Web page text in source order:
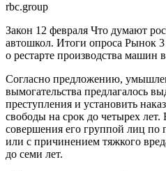
rbc.group
Закон 12 февраля Что думают
автошкол. Итоги опроса Рынок
о рестарте производства машин
Согласно предложению,
вымогательства предлагалось
преступления и установить
свободы на срок до четырех лет.
совершения его группой лиц по
или с причинением тяжкого
до семи лет.